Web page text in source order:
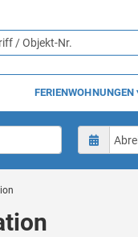
FERIENWOHNUNGEN